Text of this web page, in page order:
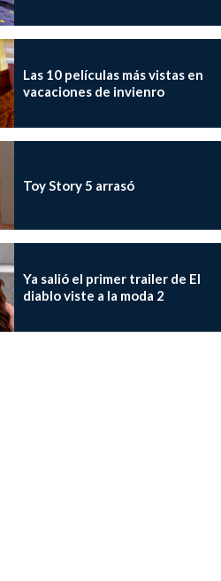
Las 10 películas más vistas en
vacaciones de invienro
Toy Story 5 arrasó
Ya salió el primer trailer de El
diablo viste a la moda 2